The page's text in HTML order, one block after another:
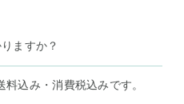
ますか？
込み・消費税込みです。